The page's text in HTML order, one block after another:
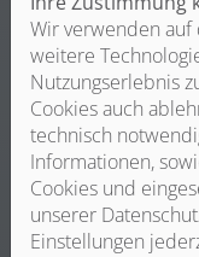
Wir verwenden auf
weitere
Nutzungserlebnis
Cookies auch
technisch
Informationen,
Cookies und
unserer
Einstellungen